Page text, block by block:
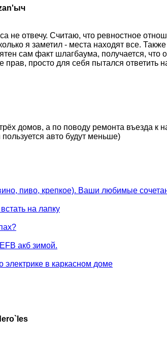
не отвечу. Считаю, что ревностное
я заметил - места находят все.
сам факт шлагбаума, получается,
прав, просто для себя пытался ответить
домов, а по поводу ремонта въезда к
авто будут меньше)
пиво, крепкое). Ваши любимые
на лапку
акб зимой.
в каркасном доме